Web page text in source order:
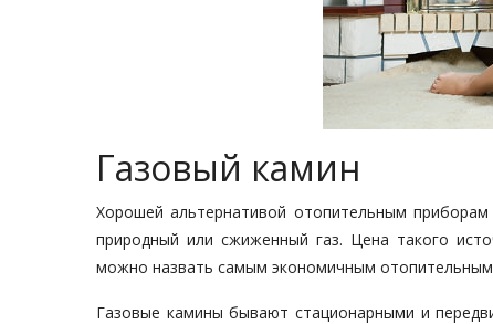
Газовый камин
Хорошей альтернативой отопительным
природный или сжиженный газ. Цена такого
можно назвать самым экономичным
Газовые камины бывают стационарными и